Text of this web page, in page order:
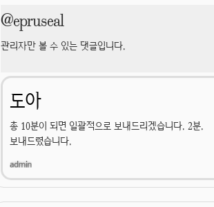
@epruseal
관리자만 볼 수 있는 댓글입니다.
도아
총 10분이 되면 일괄적으로 보내드리겠습니다. 2분.
보내드렸습니다.